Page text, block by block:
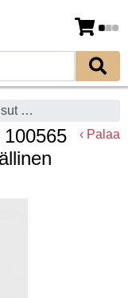
Laurie Capri housut Taylor 100565 Khaki uusi ympäristöystävällinen äärettömän pehmeä laatu
‹ Palaa